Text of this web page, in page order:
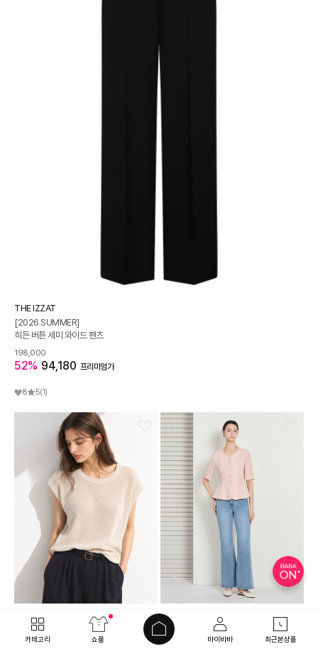
THE IZZAT
[2026 SUMMER]
히든 버튼 세미 와이드 팬츠
198,000
52% 94,180 프리미엄가
8 5(1)
THE IZZAT
[2026 SUMMER]
린넨 스팽글 캡 슬리브 니트
THE IZZAT
[2026 SUMMER]
스판 워싱 부츠컷 데님 팬츠
카테고리 쇼룸 마이바바 최근본상품